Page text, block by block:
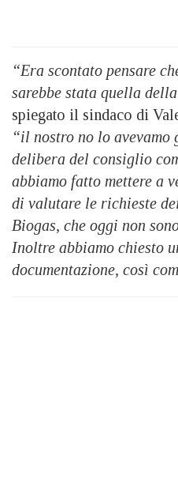
“Era scontato pensare
sarebbe stata quella
spiegato il sindaco di
“il nostro no lo
delibera del consiglio
abbiamo fatto mettere a
di valutare le richieste
Biogas, che oggi non
Inoltre abbiamo chiesto
documentazione, così